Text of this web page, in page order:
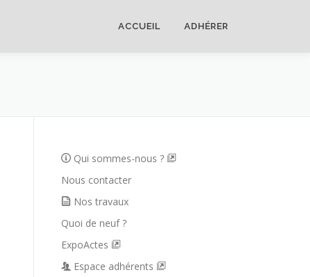
ACCUEIL ADHÉRER
Qui sommes-nous ?
Nous contacter
Nos travaux
Quoi de neuf ?
ExpoActes
Espace adhérents